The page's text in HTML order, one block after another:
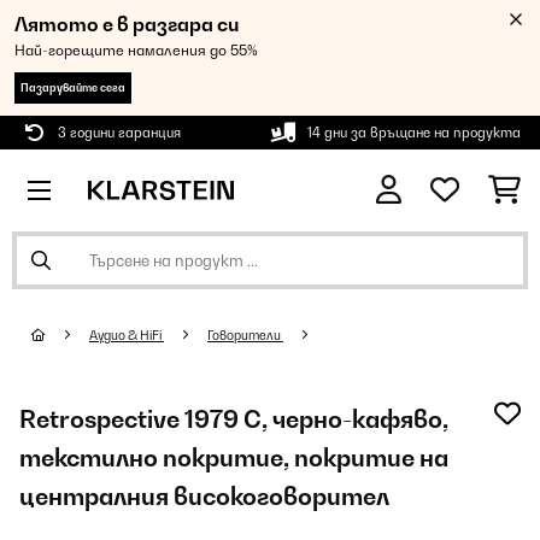
Лятото е в разгара си
Най-горещите намаления до 55%
Пазарувайте сега
3 години гаранция 14 дни за връщане на продукта
Аудио & HiFi Говорители
Retrospective 1979 C, черно-кафяво,
текстилно покритие, покритие на
централния високоговорител